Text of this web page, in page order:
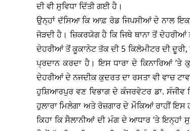
ਦੀ ਵੀ ਸੁਵਿਧਾ ਦਿੱਤੀ ਗਈ ਹੈ।
ਉਨ੍ਹਾਂ ਦੱਸਿਆ ਕਿ ਆਫ਼ ਰੋਡ ਜਿਪਸੀਆਂ ਦੇ ਨਾਲ
ਜੋੜਦੀ ਹੈ। ਜ਼ਿਕਰਯੋਗ ਹੈ ਕਿ ਜਿਥੇ ਥਾਨਾ ਤੋਂ
ਦੇਹਰੀਆਂ ਤੋਂ ਕੂਕਾਨੇਟ ਤੱਕ ਦੀ 5 ਕਿਲੋਮੀਟਰ ਦੀ ਦੂਰੀ,
ਪ੍ਰਦਾਨ ਕਰਦਾ ਹੈ। ਇਸ ਧਾਰਾ ਦੇ ਕਿਨਾਰਿਆਂ ’ਤੇ
ਦੇਹਰੀਆਂ ਦੇ ਨਜਦੀਕ ਕੁਦਰਤ ਦਾ ਰਸਤਾ ਵੀ ਵਾਚ
ਹੁਸ਼ਿਆਰਪੁਰ ਵਣ ਵਿਭਾਗ ਦੇ ਕੰਜਰਵੇਟਰ ਡਾ.
ਹੁਲਾਰਾ ਮਿਲੇਗਾ ਅਤੇ ਰੋਜ਼ਗਾਰ ਦੇ ਮੌਕਿਆਂ ਰਾਹੀਂ
ਕਿਹਾ ਕਿ ਸੈਲਾਨੀਆਂ ਦੀ ਮੰਗ ਦੇ ਆਧਾਰ ’ਤੇ